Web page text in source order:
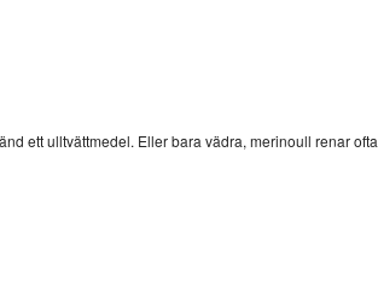
ett ulltvättmedel. Eller bara vädra, merinoull renar ofta